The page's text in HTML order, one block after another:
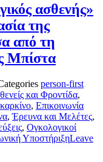
ασθενής»
της
από τη
Μπίστα
person-first
και Φροντίδα,
, Επικοινωνία
,Έρευνα και Μελέτες,
, Ογκολογικοί
ΥποστήριξηLeave